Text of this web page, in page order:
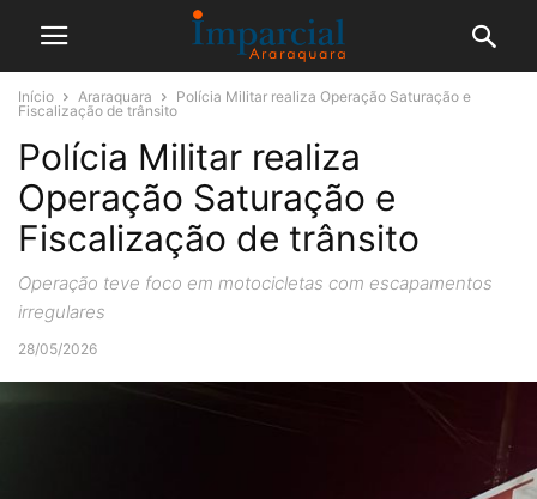
Início Araraquara
Polícia Militar realiza Operação Saturação e
Fiscalização de trânsito
Polícia Militar realiza
Operação Saturação e
Fiscalização de trânsito
Operação teve foco em motocicletas com escapamentos
irregulares
28/05/2026